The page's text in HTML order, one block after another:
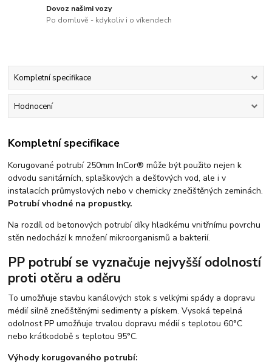
Dovoz našimi vozy
Po domluvě - kdykoliv i o víkendech
Kompletní specifikace
Hodnocení
Kompletní specifikace
Korugované potrubí 250mm InCor® může být použito nejen k
odvodu sanitárních, splaškových a dešťových vod, ale i v
instalacích průmyslových nebo v chemicky znečištěných zeminách.
Potrubí vhodné na propustky.
Na rozdíl od betonových potrubí díky hladkému vnitřnímu povrchu
stěn nedochází k množení mikroorganismů a bakterií.
PP potrubí se vyznačuje nejvyšší odolností
proti otěru a oděru
To umožňuje stavbu kanálových stok s velkými spády a dopravu
médií silně znečištěnými sedimenty a pískem. Vysoká tepelná
odolnost PP umožňuje trvalou dopravu médií s teplotou 60°C
nebo krátkodobě s teplotou 95°C.
Výhody korugovaného potrubí: